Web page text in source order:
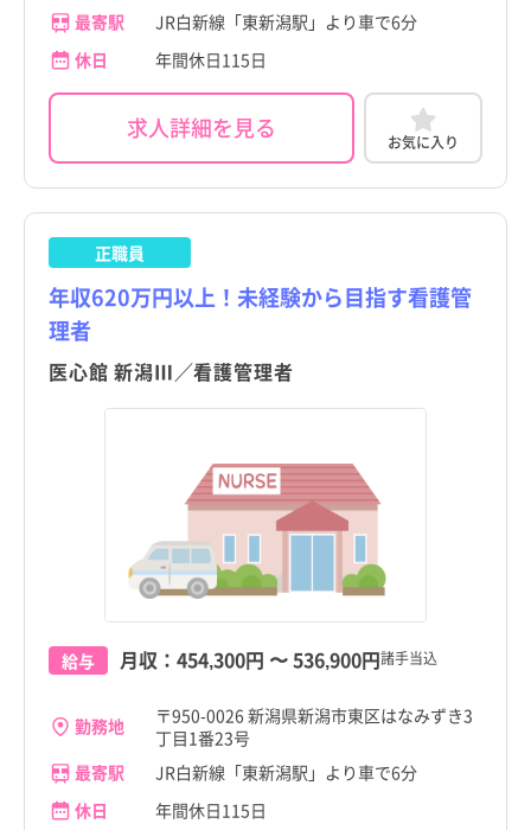
茨城県
群馬県
神奈川県
富山県
長野県
岐阜県
静岡県
愛知県
三重県
滋賀県
新潟県 すべて
長岡市
新発田市
加茂市
糸魚川市
妙高市
五泉市
上越市
阿賀野市
新潟市 すべて
職種・資格すべて
看護師
助産師
准看護師
保健師
クリニック
介護施設
勤務形態すべて
常勤（夜勤あり）
常勤（夜勤なし）
常勤（夜勤のみ）
パート・アルバイト（夜勤あり）
すべて
4週8休以上
日勤のみ
残業少なめ
最寄駅
JR白新線「東新潟駅」より車で6分
休日
年間休日115日
求人詳細を見る お気に入り
正職員
年収620万円以上！未経験から目指す看護管
理者
医心館 新潟Ⅲ／看護管理者
給与 月収： 454,300円 〜536,900円諸手当込
勤務地
〒950-0026 新潟県新潟市東区はなみずき3
丁目1番23号
最寄駅
JR白新線「東新潟駅」より車で6分
休日
年間休日115日
茨城県
群馬県
神奈川県
富山県
長野県
岐阜県
静岡県
愛知県
三重県
滋賀県
新潟県 すべて
長岡市
新発田市
加茂市
糸魚川市
妙高市
五泉市
上越市
阿賀野市
新潟市 すべて
職種・資格すべて
看護師
助産師
准看護師
保健師
クリニック
介護施設
勤務形態すべて
常勤（夜勤あり）
常勤（夜勤なし）
常勤（夜勤のみ）
パート・アルバイト（夜勤あり）
すべて
4週8休以上
日勤のみ
残業少なめ